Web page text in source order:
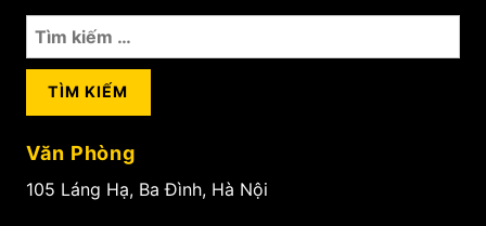
Tìm
kiếm
cho:
Văn Phòng
105 Láng Hạ, Ba Đình, Hà Nội